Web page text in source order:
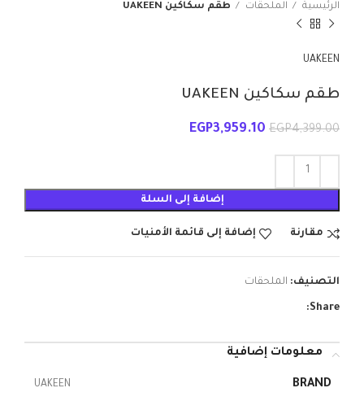
الرئيسية الملحقات طقم سكاكين UAKEEN
UAKEEN
طقم سكاكين UAKEEN
EGP4,399.00
EGP3,959.10
إضافة إلى السلة
مقارنة إضافة إلى قائمة الأمنيات
التصنيف: الملحقات
Share:
معلومات إضافية
BRAND
UAKEEN